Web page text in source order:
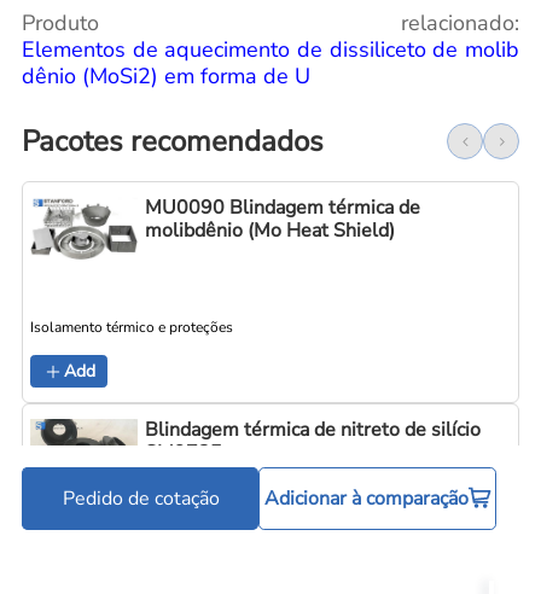
Produto relacionado:
Elementos de aquecimento de dissiliceto de molib
dênio (MoSi2) em forma de U
Pacotes recomendados
MU0090 Blindagem térmica de
molibdênio (Mo Heat Shield)
Isolamento térmico e proteções
Add
Blindagem térmica de nitreto de silício
SM9735
Pedido de cotação Adicionar à comparação